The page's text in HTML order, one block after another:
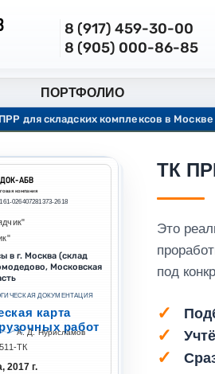
8 (917) 459-30-00
8 (905) 000-86-85
ПОРТФОЛИО
для складских комплексов в
АБВ
компания
026407281373-2618
в г. Москва (склад
Московская
ДОКУМЕНТАЦИЯ
карта
работ
ТК
А. Д. Нурисламов
2017 г.
ТК
Это
под